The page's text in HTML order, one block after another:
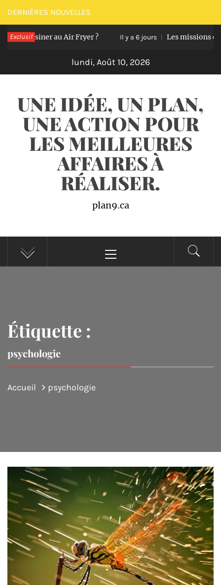
Passer
au
contenu
DERNIÈRES NOUVELLES
Exclusif
à cuisiner au Air Fryer ? Il y a 6 jours Les missions
lundi, Août 10, 2026
UNE IDÉE, UN PLAN,
UNE ACTION POUR
LES MEILLEURES
AFFAIRES À
RÉALISER.
plan9.ca
principal
Étiquette :
psychologie
Accueil psychologie